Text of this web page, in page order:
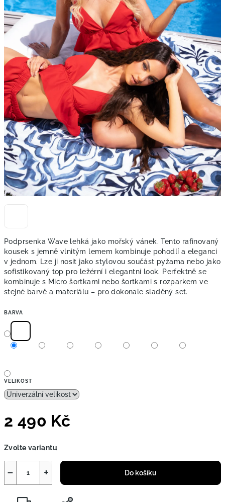
Podprsenka Wave lehká jako mořský vánek. Tento rafinovaný
kousek s jemně vlnitým lemem kombinuje pohodlí a eleganci
v jednom. Lze ji nosit jako stylovou součást pyžama nebo jako
sofistikovaný top pro ležérní i elegantní look. Perfektně se
kombinuje s Micro šortkami nebo šortkami s rozparkem ve
stejné barvě a materiálu – pro dokonale sladěný set.
BARVA
VELIKOST
2 490 Kč
cena:
Zvolte variantu
+
− Do košíku